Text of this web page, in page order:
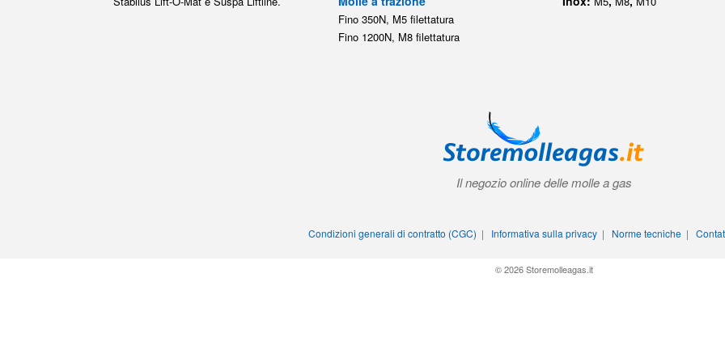
Fino 350N, M5 filettatura
Fino 1200N, M8 filettatura
Il negozio online delle molle a gas
Condizioni generali di contratto (CGC) | Informativa sulla privacy| Norme tecniche|
© 2026 Storemolleagas.it